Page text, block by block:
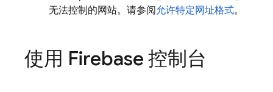
无法控制的网站。请参阅允许特定网址格式。
使用 Firebase 控制台